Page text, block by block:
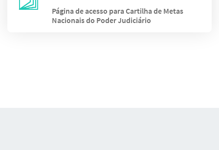
Página de acesso para Cartilha de Metas
Nacionais do Poder Judiciário